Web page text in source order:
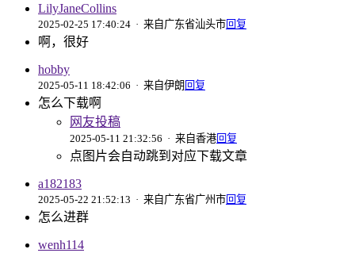
LilyJaneCollins
2025-02-25 17:40:24 · 来自广东省汕头市回复
啊，很好
hobby
2025-05-11 18:42:06 · 来自伊朗 回复
怎么下载啊
网友投稿
2025-05-11 21:32:56 · 来自香港回复
点图片会自动跳到对应下载文章
a182183
2025-05-22 21:52:13 · 来自广东省广州市回复
怎么进群
wenh114